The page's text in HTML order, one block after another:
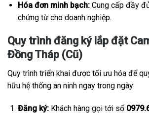
Hóa đơn minh bạch:Cung cấp đầy
chứng từ cho doanh nghiệp.
Quy trình đăng ký lắp đặt
Đồng Tháp (Cũ)
Quy trình triển khai được tối ưu hóa để
hữu hệ thống an ninh ngay trong ngày:
Đăng ký:Khách hàng gọi tới số